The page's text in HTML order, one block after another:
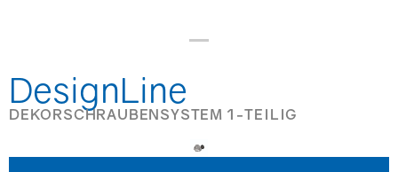
DesignLine
DEKORSCHRAUBENSYSTEM 1-TEILIG